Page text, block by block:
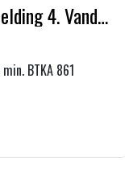
Gunnar Holth. " Veimelding 4. Vandrings øyeblikk "
BTKA 861